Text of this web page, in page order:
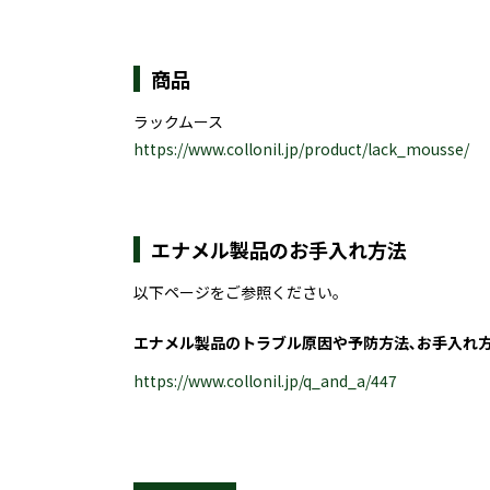
商品
ラックムース
https://www.collonil.jp/product/lack_mousse/
エナメル製品のお手入れ方法
以下ページをご参照ください｡
エナメル製品のトラブル原因や予防方法､お手入れ
https://www.collonil.jp/q_and_a/447